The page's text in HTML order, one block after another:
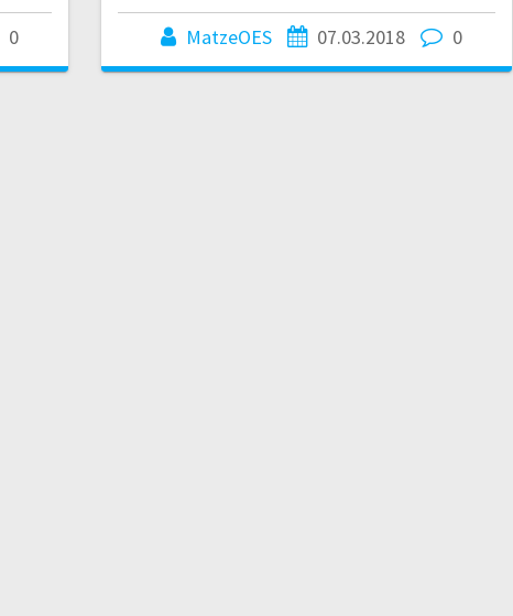
0 MatzeOES 07.03.2018 0